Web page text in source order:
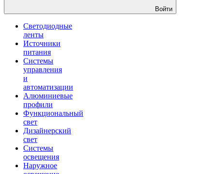
Войти
Светодиодные
ленты
Источники
питания
Системы
управления
и
автоматизации
Алюминиевые
профили
Функциональный
свет
Дизайнерский
свет
Системы
освещения
Наружное